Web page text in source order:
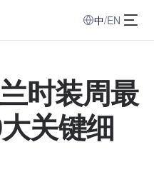
中/EN
时装周最
关键细